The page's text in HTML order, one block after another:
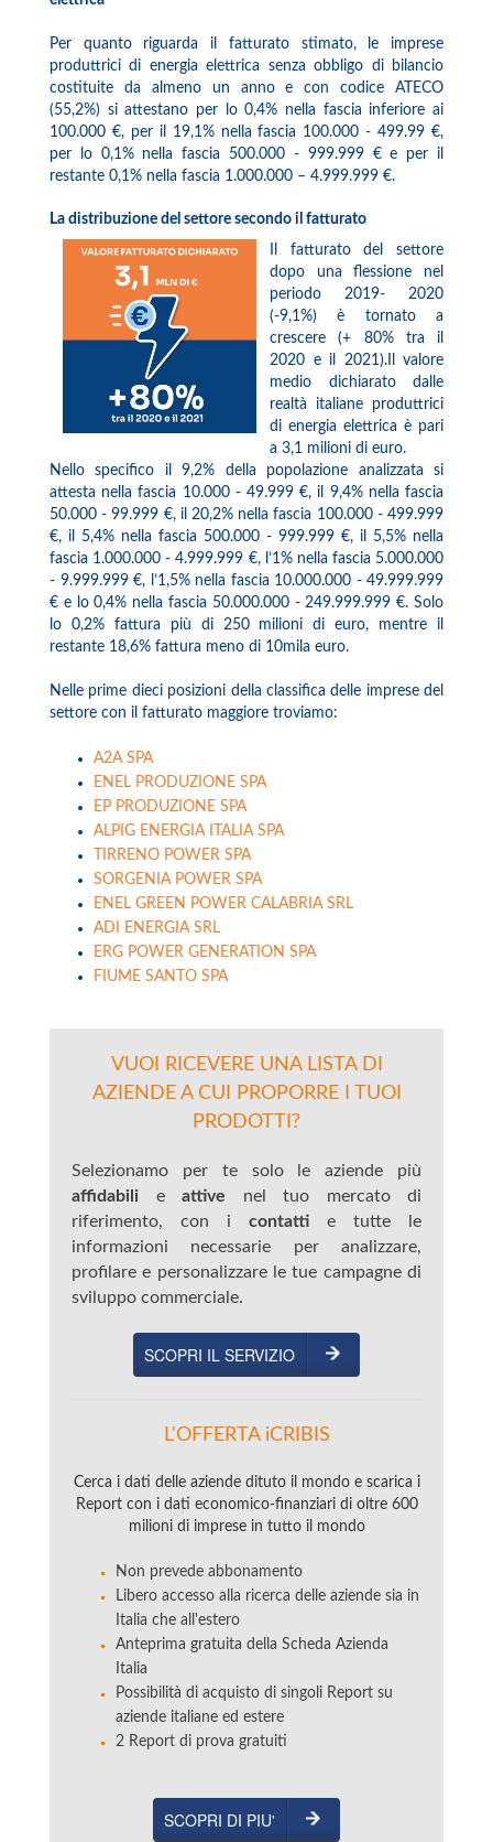
Per quanto riguarda il fatturato stimato, le imprese
produttrici di energia elettrica senza obbligo di bilancio
costituite da almeno un anno e con codice ATECO
(55,2%) si attestano per lo 0,4% nella fascia inferiore ai
100.000 €, per il 19,1% nella fascia 100.000 - 499.99 €,
per lo 0,1% nella fascia 500.000 - 999.999 € e per il
restante 0,1% nella fascia 1.000.000 – 4.999.999 €.
La distribuzione del settore secondo il fatturato
Il fatturato del settore
dopo una flessione nel
periodo 2019- 2020
(-9,1%) è tornato a
crescere (+ 80% tra il
2020 e il 2021).Il valore
medio dichiarato dalle
realtà italiane produttrici
di energia elettrica è pari
a 3,1 milioni di euro.
Nello specifico il 9,2% della popolazione analizzata si
attesta nella fascia 10.000 - 49.999 €, il 9,4% nella fascia
50.000 - 99.999 €, il 20,2% nella fascia 100.000 - 499.999
€, il 5,4% nella fascia 500.000 - 999.999 €, il 5,5% nella
fascia 1.000.000 - 4.999.999 €, l’1% nella fascia 5.000.000
- 9.999.999 €, l’1,5% nella fascia 10.000.000 - 49.999.999
€ e lo 0,4% nella fascia 50.000.000 - 249.999.999 €. Solo
lo 0,2% fattura più di 250 milioni di euro, mentre il
restante 18,6% fattura meno di 10mila euro.
Nelle prime dieci posizioni della classifica delle imprese del
settore con il fatturato maggiore troviamo:
A2A SPA
ENEL PRODUZIONE SPA
EP PRODUZIONE SPA
ALPIG ENERGIA ITALIA SPA
TIRRENO POWER SPA
SORGENIA POWER SPA
ENEL GREEN POWER CALABRIA SRL
ADI ENERGIA SRL
ERG POWER GENERATION SPA
FIUME SANTO SPA
VUOI RICEVERE UNA LISTA DI
AZIENDE A CUI PROPORRE I TUOI
PRODOTTI?
Selezionamo per te solo le aziende più
affidabili e attive nel tuo mercato di
riferimento, con i contatti e tutte le
informazioni necessarie per analizzare,
profilare e personalizzare le tue campagne di
sviluppo commerciale.
SCOPRI IL SERVIZIO
L'OFFERTA iCRIBIS
Cerca i dati delle aziende dituto il mondo e scarica i
Report con i dati economico-finanziari di oltre 600
milioni di imprese in tutto il mondo
Non prevede abbonamento
Libero accesso alla ricerca delle aziende sia in
Italia che all'estero
Anteprima gratuita della Scheda Azienda
Italia
Possibilità di acquisto di singoli Report su
aziende italiane ed estere
2 Report di prova gratuiti
SCOPRI DI PIU'